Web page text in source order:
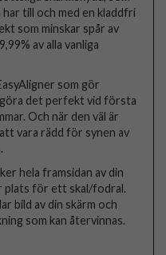
till och med en kladdfri
som minskar spår av
av alla vanliga
som gör
det perfekt vid första
Och när den väl är
vara rädd för synen av
hela framsidan av din
plats för ett skal/fodral.
bild av din skärm och
som kan återvinnas.